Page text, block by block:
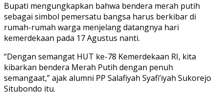
Bupati mengungkapkan bahwa bendera merah putih
sebagai simbol pemersatu bangsa harus berkibar di
rumah-rumah warga menjelang datangnya hari
kemerdekaan pada 17 Agustus nanti.
“Dengan semangat HUT ke-78 Kemerdekaan RI, kita
kibarkan bendera Merah Putih dengan penuh
semangaat,” ajak alumni PP Salafiyah Syafi’iyah Sukorejo
Situbondo itu.